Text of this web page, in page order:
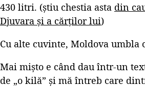
430 litri. (știu chestia asta din
Djuvara și a cărților lui)
Cu alte cuvinte, Moldova umbla
Mai mișto e când dau într-un
de „o kilă” și mă întreb care